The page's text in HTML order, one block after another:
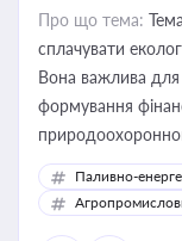
Про що тема:
сплачувати
Вона важлива для
формування
Паливно-